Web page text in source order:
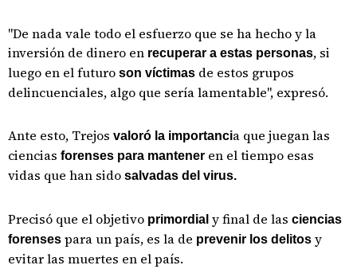
"De nada vale todo el esfuerzo que se ha hecho y la
inversión de dinero en recuperar a estas personas, si
luego en el futuro son víctimas de estos grupos
delincuenciales, algo que sería lamentable", expresó.
Ante esto, Trejos valoró la importancia que juegan las
ciencias forenses para mantener en el tiempo esas
vidas que han sido salvadas del virus.
Precisó que el objetivo primordial y final de las ciencias
forenses para un país, es la de prevenir los delitos y
evitar las muertes en el país.